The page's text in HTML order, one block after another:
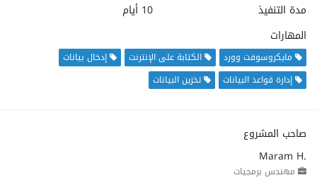
مدة التنفيذ
10 أيام
المهارات
مايكروسوفت وورد الكتابة على الإنترنت
إدخال بيانات
إدارة قواعد البيانات
تخزين البيانات
صاحب المشروع
Maram H.
مهندس برمجيات